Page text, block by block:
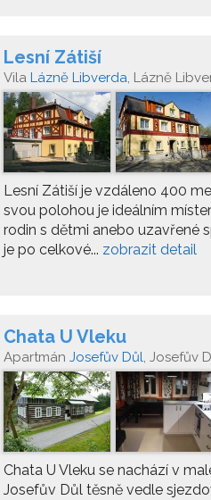
Lesní Zátiší
Vila Lázně Libverda, Lázně
Lázně Libverda
Lesní Zátiší je vzdáleno 400
svou polohou je ideálním
rodin s dětmi anebo uzavřené
je po celkové... zobrazit detail
Chata U Vleku
Apartmán Josefův Důl, Josefův
Chata U Vleku se nachází v
Josefův Důl těsně vedle